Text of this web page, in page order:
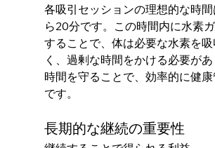
各吸引セッションの理想的な時
ら20分です。この時間内に水素
することで、体は必要な水素を
く、過剰な時間をかける必要があ
時間を守ることで、効率的に健
です。
長期的な継続の重要性